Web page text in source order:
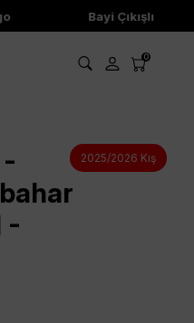
Bayi Çıkışlı Ürünler
0
-
2025/2026 Kış